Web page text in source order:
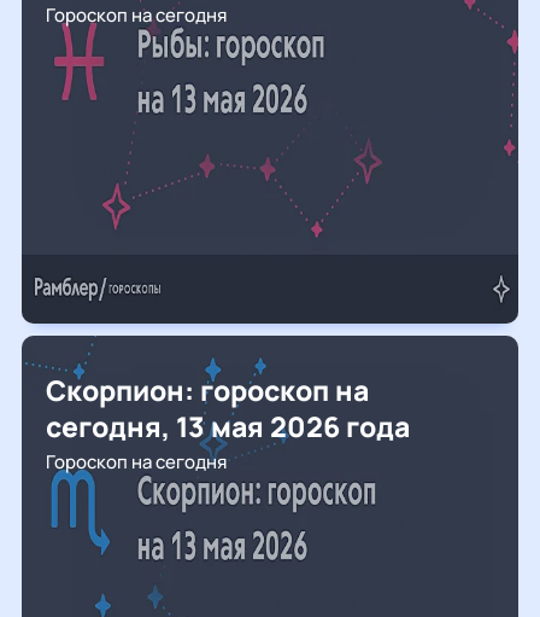
Гороскоп на сегодня
Скорпион: гороскоп на
сегодня, 13 мая 2026 года
Гороскоп на сегодня